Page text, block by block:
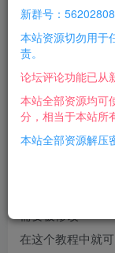
教程由我本人亲
给大家
这一篇是基础篇
个会另发
一般来说，
来的QUEST文件
需要被修改
在这个教程中就
新群号：
本站资源切勿用于
责。
论坛评论功能已从
本站全部资源均可
分，相当于本站所
本站全部资源解压